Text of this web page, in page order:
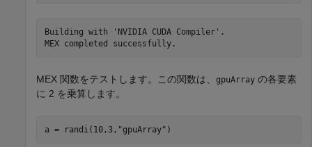
Building with 'NVIDIA CUDA Compiler'.
MEX 関数をテストします。この関数は、 gpuArray の各要素
に 2 を乗算します。
a = randi(10,3, "gpuArray" )